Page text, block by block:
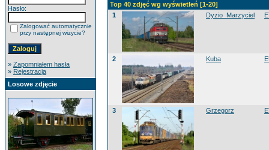
Hasło:
Zalogować automatycznie
przy następnej wizycie?
» Zapomniałem hasła
» Rejestracja
Losowe zdjęcie
Top 40 zdjęć wg wyświetleń [1-20]
1
Dyzio_Marzyciel
2 Kuba
3 Grzegorz